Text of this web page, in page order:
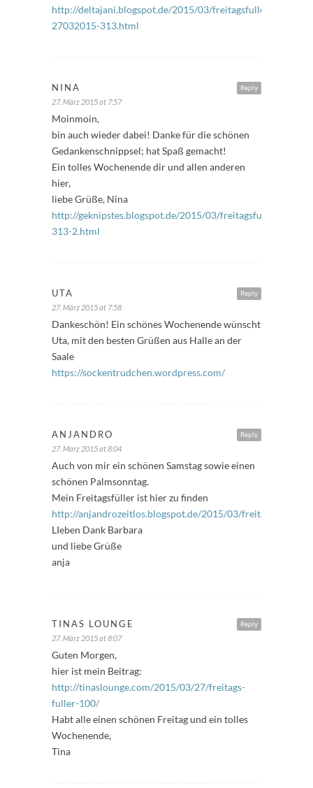
http://deltajani.blogspot.de/2015/03/freitagsfuller-
27032015-313.html
Reply
NINA
27. März 2015 at 7:57
Moinmoin,
bin auch wieder dabei! Danke für die schönen
Gedankenschnippsel; hat Spaß gemacht!
Ein tolles Wochenende dir und allen anderen
hier,
liebe Grüße, Nina
http://geknipstes.blogspot.de/2015/03/freitagsfuller-
313-2.html
Reply
UTA
27. März 2015 at 7:58
Dankeschön! Ein schönes Wochenende wünscht
Uta, mit den besten Grüßen aus Halle an der
Saale
https://sockentrudchen.wordpress.com/
Reply
ANJANDRO
27. März 2015 at 8:04
Auch von mir ein schönen Samstag sowie einen
schönen Palmsonntag.
Mein Freitagsfüller ist hier zu finden
http://anjandrozeitlos.blogspot.de/2015/03/
LIeben Dank Barbara
und liebe Grüße
anja
Reply
TINAS LOUNGE
27. März 2015 at 8:07
Guten Morgen,
hier ist mein Beitrag:
http://tinaslounge.com/2015/03/27/freitags-
fuller-100/
Habt alle einen schönen Freitag und ein tolles
Wochenende,
Tina